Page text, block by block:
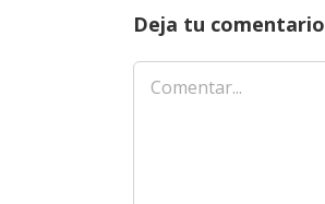
Deja tu comentario
Comentar